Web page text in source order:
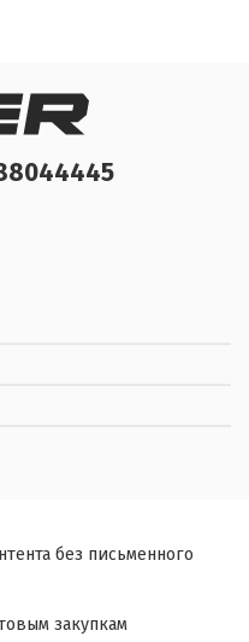
без письменного
закупкам